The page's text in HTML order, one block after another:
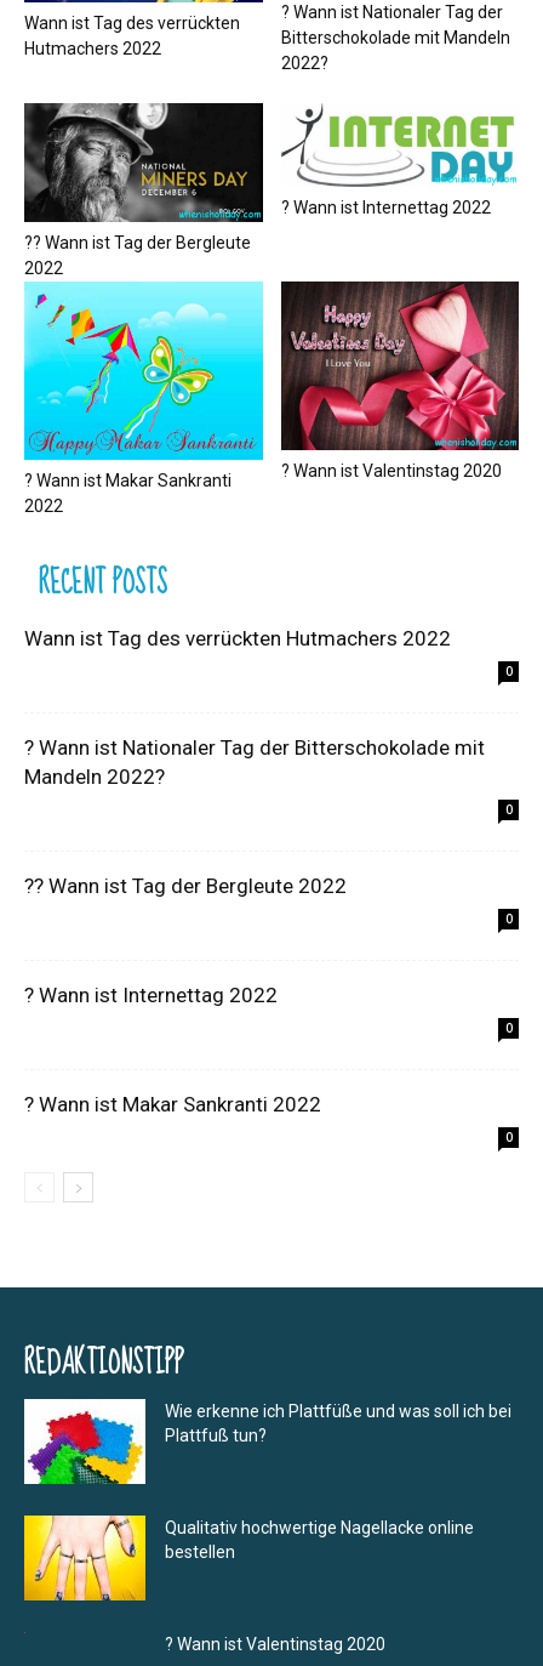
Wann ist Tag des verrückten
Hutmachers 2022
? Wann ist Nationaler Tag der
Bitterschokolade mit Mandeln
2022?
?‍? Wann ist Tag der Bergleute
2022
? Wann ist Internettag 2022
? Wann ist Makar Sankranti
2022
? Wann ist Valentinstag 2020
RECENT POSTS
Wann ist Tag des verrückten Hutmachers 2022
0
? Wann ist Nationaler Tag der Bitterschokolade mit
Mandeln 2022?
0
?‍? Wann ist Tag der Bergleute 2022
0
? Wann ist Internettag 2022
0
? Wann ist Makar Sankranti 2022
0
REDAKTIONSTIPP
Wie erkenne ich Plattfüße und was soll ich bei
Plattfuß tun?
Qualitativ hochwertige Nagellacke online
bestellen
? Wann ist Valentinstag 2020